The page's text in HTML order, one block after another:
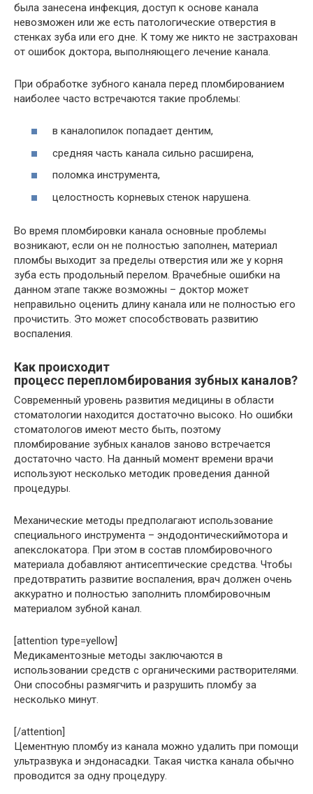
была занесена инфекция, доступ к основе канала
невозможен или же есть патологические отверстия в
стенках зуба или его дне. К тому же никто не застрахован
от ошибок доктора, выполняющего лечение канала.
При обработке зубного канала перед пломбированием
наиболее часто встречаются такие проблемы:
в каналопилок попадает дентим,
средняя часть канала сильно расширена,
поломка инструмента,
целостность корневых стенок нарушена.
Во время пломбировки канала основные проблемы
возникают, если он не полностью заполнен, материал
пломбы выходит за пределы отверстия или же у корня
зуба есть продольный перелом. Врачебные ошибки на
данном этапе также возможны – доктор может
неправильно оценить длину канала или не полностью его
прочистить. Это может способствовать развитию
воспаления.
Как происходит
процесс перепломбирования зубных каналов?
Современный уровень развития медицины в области
стоматологии находится достаточно высоко. Но ошибки
стоматологов имеют место быть, поэтому
пломбирование зубных каналов заново встречается
достаточно часто. На данный момент времени врачи
используют несколько методик проведения данной
процедуры.
Механические методы предполагают использование
специального инструмента – эндодонтическиймотора и
апекслокатора. При этом в состав пломбировочного
материала добавляют антисептические средства. Чтобы
предотвратить развитие воспаления, врач должен очень
аккуратно и полностью заполнить пломбировочным
материалом зубной канал.
[attention type=yellow]
Медикаментозные методы заключаются в
использовании средств с органическими растворителями.
Они способны размягчить и разрушить пломбу за
несколько минут.
[/attention]
Цементную пломбу из канала можно удалить при помощи
ультразвука и эндонасадки. Такая чистка канала обычно
проводится за одну процедуру.